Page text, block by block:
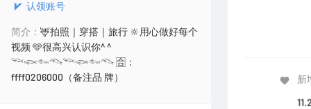
认领账号
简介： 🦌拍照｜穿搭｜旅行 🔆用心做好每个
视频 🩵很高兴认识你^ ^
𓆝𓆟𓆜𓆞𓆝𓆟𓆜𓆞 🈴：
ffff0206000（备注品 牌）
新